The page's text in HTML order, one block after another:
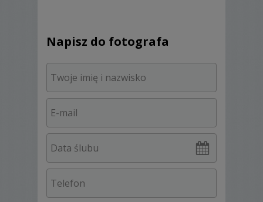
ślub i wesele. Dodatkowo odpowiem na
pytania związane z fotografowaniem
podczas samego ślubu w Kościele lub w
USC.
Napisz do fotografa